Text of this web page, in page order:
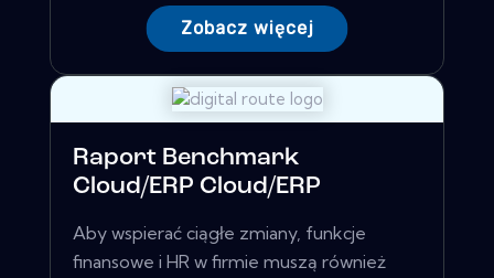
Zobacz więcej
Raport Benchmark
Cloud/ERP Cloud/ERP
Aby wspierać ciągłe zmiany, funkcje
finansowe i HR w firmie muszą również